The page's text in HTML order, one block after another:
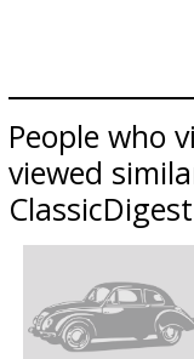
People who
viewed
ClassicDigest